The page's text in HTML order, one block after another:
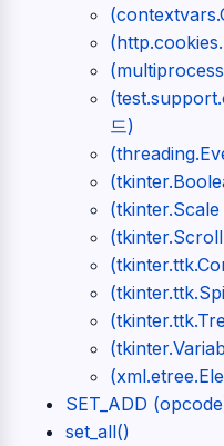
드)
(tkinter.Scale
SET_ADD
set_all()